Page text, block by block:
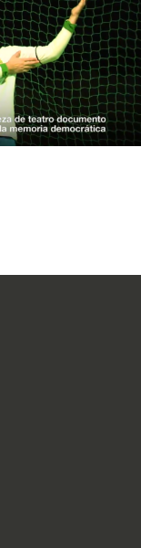
Teatro
Estrategia de
y PR